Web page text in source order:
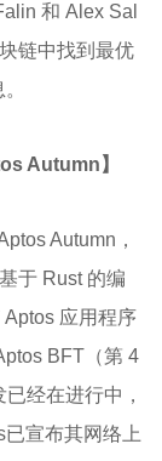
和 Alex Sal
链中找到最优
Autumn】
Autumn，
于 Rust 的编
应用程序
BFT（第 4
经在进行中，
宣布其网络上